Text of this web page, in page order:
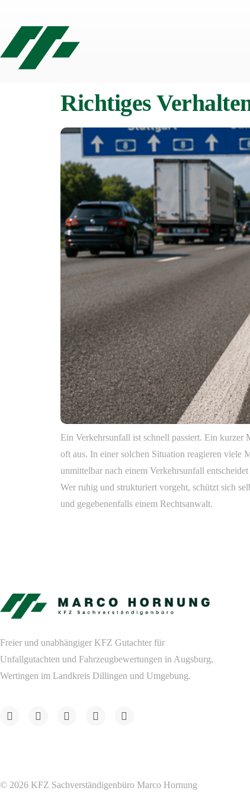
Richtiges
Ein Verkehrsunfall ist schnell passiert. Ein kurzer
oft aus. In einer solchen Situation reagieren viele
unmittelbar nach einem Verkehrsunfall
Wer ruhig und strukturiert vorgeht, schützt sich
und gegebenenfalls einem Rechtsanwalt.
Freier und unabhängiger KFZ Gutachter für
Unfallgutachten und Fahrzeugbewertungen in Augsburg,
Wertingen im Landkreis Dillingen und Umgebung.
© 2026 KFZ Sachverständigenbüro Marco Hornung